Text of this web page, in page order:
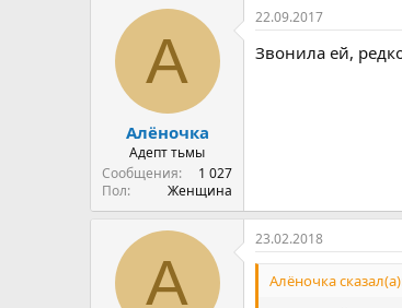
А
Алёночка
Адепт тьмы
Сообщения
1 027
Пол
Женщина
22.09.2017
Звонила ей,
А
23.02.2018
Алёночка